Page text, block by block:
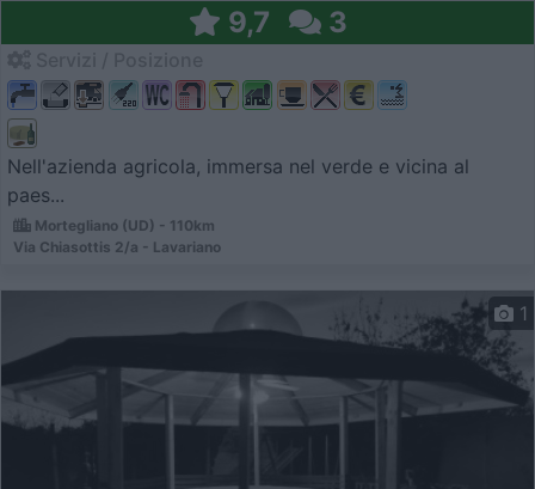
9,7 3
Nell'azienda agricola, immersa nel verde e vicina al
paes...
Mortegliano (UD) - 110km
Via Chiasottis 2/a - Lavariano
1